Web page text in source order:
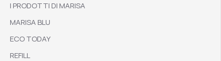
I PRODOTTI DI MARISA
MARISA BLU
ECO TODAY
REFILL